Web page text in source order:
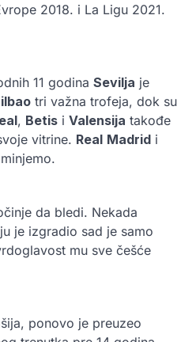
2018. i La Ligu 2021.
11 godina Sevilja je
tri važna trofeja, dok su
, Betis i Valensija takođe
vitrine. Real Madrid i
da bledi. Nekada
je izgradio sad je samo
mu sve češće
ponovo je preuzeo